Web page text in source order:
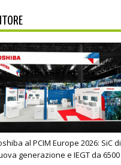
al PCIM Europe 2026: SiC di
generazione e IEGT da 6500